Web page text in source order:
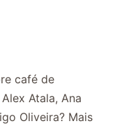
café de
Atala, Ana
Oliveira? Mais